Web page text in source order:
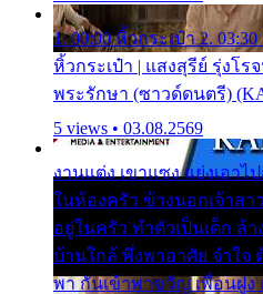
1. 00:00 หิ้วกระเป๋า 2.
หิ้วกระเป๋า | แสงสุรีย์ รุ่งโร
พระรักษา (ซาวด์ดนตรี)
5 views • 03.08.2569
งานแต่ง เขาแซง แย่งเอา
ในห้องครัว ข้างนอกเจ้าสา
อยู่ในครัว ทำตัวเป็นเด็ก ล้
บ้านใกล้ พึ่งพาอาศัย จำใจ
พา กันเข้าพาขวัญ เพื่อนฝูง